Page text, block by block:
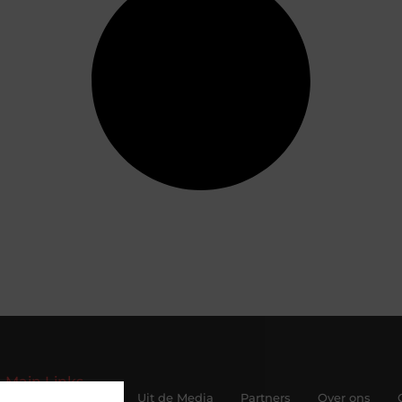
Main Links
Uit de Media Partners Over ons